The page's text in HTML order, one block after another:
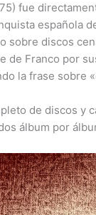
fue
española
sobre discos
de Franco por
la frase sobre
de discos y
álbum por